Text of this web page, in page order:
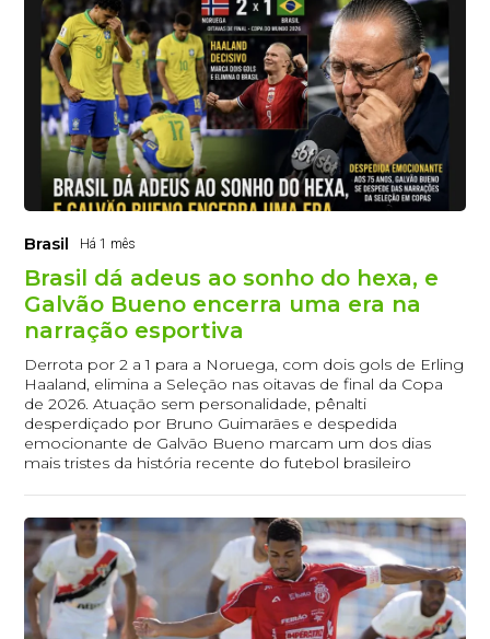
Brasil Há 1 mês
Brasil dá adeus ao sonho do hexa, e
Galvão Bueno encerra uma era na
narração esportiva
Derrota por 2 a 1 para a Noruega, com dois gols de Erling
Haaland, elimina a Seleção nas oitavas de final da Copa
de 2026. Atuação sem personalidade, pênalti
desperdiçado por Bruno Guimarães e despedida
emocionante de Galvão Bueno marcam um dos dias
mais tristes da história recente do futebol brasileiro